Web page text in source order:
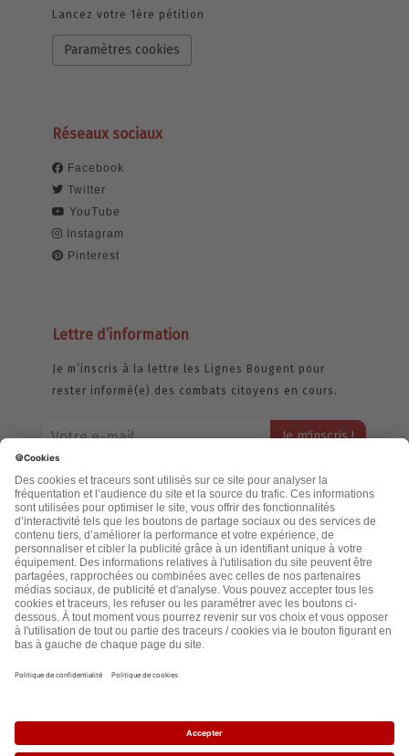
Lancez votre 1ère pétition
Paramètres cookies
Réseaux sociaux
Facebook
Twitter
YouTube
Instagram
Pinterest
Lettre d’information
Je m’inscris à la lettre les Lignes Bougent pour
rester informé(e) des combats citoyens en cours.
jamais échangée. Pour consulter notre politique de confidentialité,
cliquez ici.
Accueil
Politique de confidentialité
Cookies